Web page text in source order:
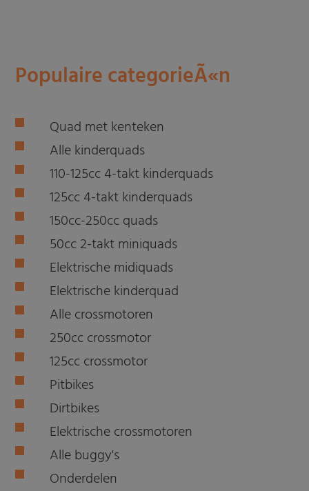
Populaire categorieÃ«n
Quad met kenteken
Alle kinderquads
110-125cc 4-takt kinderquads
125cc 4-takt kinderquads
150cc-250cc quads
50cc 2-takt miniquads
Elektrische midiquads
Elektrische kinderquad
Alle crossmotoren
250cc crossmotor
125cc crossmotor
Pitbikes
Dirtbikes
Elektrische crossmotoren
Alle buggy's
Onderdelen